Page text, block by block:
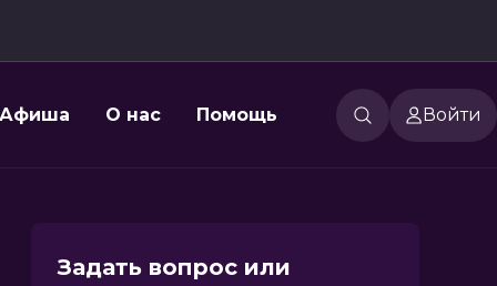
Афиша О нас Помощь Войти
Задать вопрос или